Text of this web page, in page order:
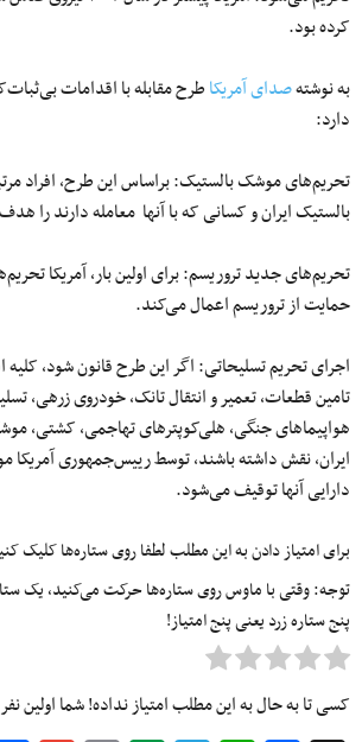
کرده بود.
به نوشتهصدای آمریکاطرح مقابله با اقدامات
دارد:
تحریم‌های موشک بالستیک: براساس این طرح، افراد
بالستیک ایران و کسانی که با آنها معامله دارند را
تحریم‌های جدید تروریسم: برای اولین بار، آمریکا
حمایت از تروریسم اعمال می‌کند.
اجرای تحریم تسلیحاتی: اگر این طرح قانون شود،
تامین قطعات، تعمیر و انتقال تانک، خودروی زرهی،
هواپیماهای جنگی، هلی‌کوپترهای تهاجمی، کشتی،
ایران، نقش‌ داشته باشند، توسط رییس‌جمهوری آمریکا
دارایی آنها توقیف می‌شود.
برای امتیاز دادن به این مطلب لطفا روی ستاره‌ها کلیک
توجه: وقتی با ماوس روی ستاره‌ها حرکت می‌کنید، یک
پنج ستاره زرد یعنی پنج امتیاز!
کسی تا به حال به این مطلب امتیاز نداده! شما اولین